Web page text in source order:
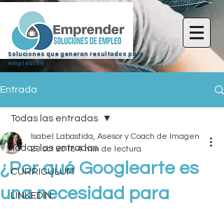
Soluciones que generan resultados para
emplearse
Entrada
Todas las entradas
CURRICULUM
LINKEDIN
Todas las entradas
¿Por qué Googlearte es
una necesidad para
Isabel Labastida, Asesor y Coach de Imagen
23 oct 2018 4 min de lectura